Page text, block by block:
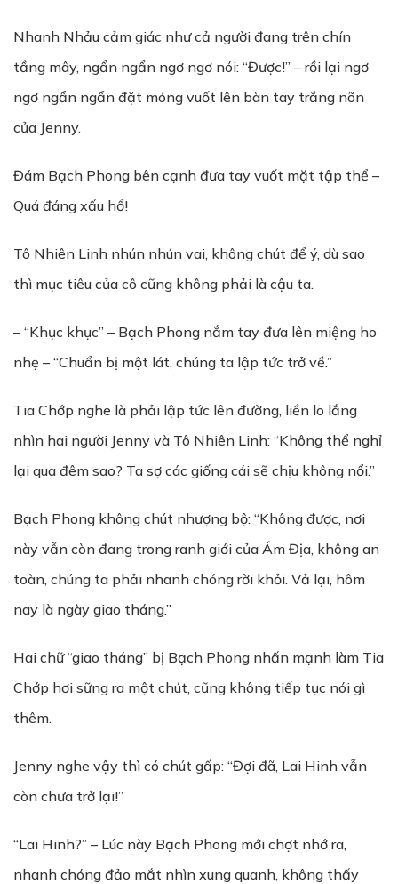
Nhanh Nhảu cảm giác như cả người đang trên chín
tầng mây, ngẩn ngẩn ngơ ngơ nói: “Được!” – rồi lại ngơ
ngơ ngẩn ngẩn đặt móng vuốt lên bàn tay trắng nõn
của Jenny.
Đám Bạch Phong bên cạnh đưa tay vuốt mặt tập thể –
Quá đáng xấu hổ!
Tô Nhiên Linh nhún nhún vai, không chút để ý, dù sao
thì mục tiêu của cô cũng không phải là cậu ta.
– “Khục khục” – Bạch Phong nắm tay đưa lên miệng ho
nhẹ – “Chuẩn bị một lát, chúng ta lập tức trở về.”
Tia Chớp nghe là phải lập tức lên đường, liền lo lắng
nhìn hai người Jenny và Tô Nhiên Linh: “Không thể nghỉ
lại qua đêm sao? Ta sợ các giống cái sẽ chịu không nổi.”
Bạch Phong không chút nhượng bộ: “Không được, nơi
này vẫn còn đang trong ranh giới của Ám Địa, không an
toàn, chúng ta phải nhanh chóng rời khỏi. Vả lại, hôm
nay là ngày giao tháng.”
Hai chữ “giao tháng” bị Bạch Phong nhấn mạnh làm Tia
Chớp hơi sững ra một chút, cũng không tiếp tục nói gì
thêm.
Jenny nghe vậy thì có chút gấp: “Đợi đã, Lai Hinh vẫn
còn chưa trở lại!”
“Lai Hinh?” – Lúc này Bạch Phong mới chợt nhớ ra,
nhanh chóng đảo mắt nhìn xung quanh, không thấy